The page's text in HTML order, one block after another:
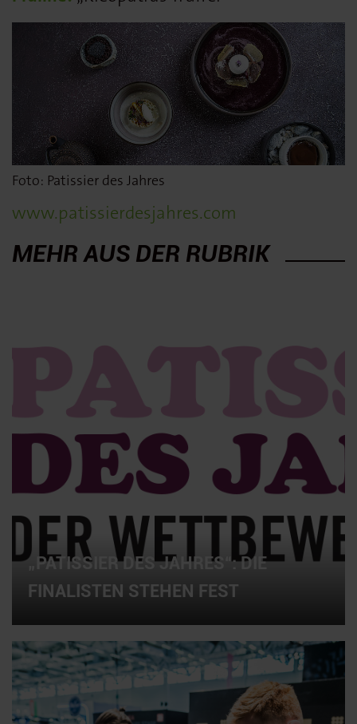
Foto: Patissier des Jahres
www.patissierdesjahres.com
MEHR AUS DER RUBRIK
„PATISSIER DES JAHRES“: DIE
FINALISTEN STEHEN FEST